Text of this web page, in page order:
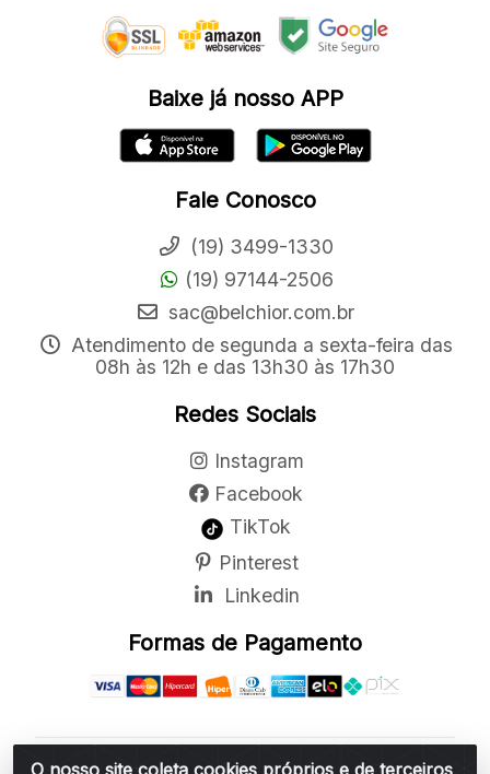
O nosso site coleta cookies próprios e de terceiros
Baixe já nosso APP
Fale Conosco
(19) 3499-1330
(19) 97144-2506
sac@belchior.com.br
Atendimento de segunda a sexta-feira das
08h às 12h e das 13h30 às 17h30
Redes Sociais
Instagram
Facebook
TikTok
Pinterest
Linkedin
Formas de Pagamento